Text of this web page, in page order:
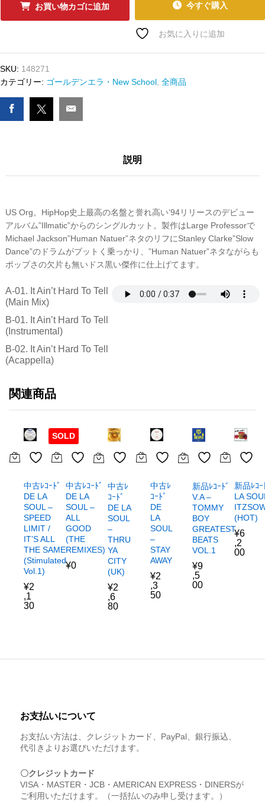
ﾄﾞ
AIN'T
HARD
TO
TELL
数
お買い物カゴに追加 今すぐ購入
お気に入りに追加
SKU: 148271
カテゴリー: ゴールデンエラ・New School 全商品
説明
US Org。HipHop史上最高の名盤と誉れ高い’94リリースのデビュー
アルバム”Illmatic”からのシングルカット。製作はLarge Professorで
Michael Jackson”Human Natuer”ネタのリフにStanley Clarke”Slow
Dance”のドラムがブットく乗っかり、”Human Natuer”ネタながらも
ポップさの欠片も無いドス黒い傑作に仕上げてます。
A-01. It Ain’t Hard To Tell
(Main Mix)
B-01. It Ain’t Hard To Tell
(Instrumental)
B-02. It Ain’t Hard To Tell
(Acappella)
関連商品
中古ﾚｺｰﾄﾞ
DE LA
SOUL –
SPEED
LIMIT /
IT’S ALL
THE SAME
(Stimulated
Vol.1)
¥2
,1
30
SOLD
中古ﾚｺｰﾄﾞ
DE LA
SOUL –
ALL
GOOD
(THE
REMIXES)
¥0
中古ﾚ
ｺｰﾄﾞ
DE LA
SOUL
–
THRU
YA
CITY
(UK)
¥2
,6
80
中古ﾚ
ｺｰﾄﾞ
DE
LA
SOUL
–
STAY
AWAY
¥2
,3
50
新品ﾚｺｰﾄﾞ
V.A –
TOMMY
BOY
GREATEST
BEATS
VOL.1
¥9
,5
00
新品ﾚｺ
LA
(HOT)
¥6
,2
00
お支払いについて
お支払い方法は、クレジットカード、PayPal、銀行振込、
代引きよりお選びいただけます。
〇クレジットカード
VISA・MASTER・JCB・AMERICAN EXPRESS・DINERSが
ご利用いただけます。（一括払いのみ申し受けます。）